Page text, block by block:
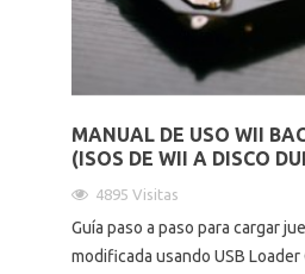
MANUAL DE USO WII
(ISOS DE WII A DISCO
4895 Visitas
Guía paso a paso para cargar
modificada usando USB Loader